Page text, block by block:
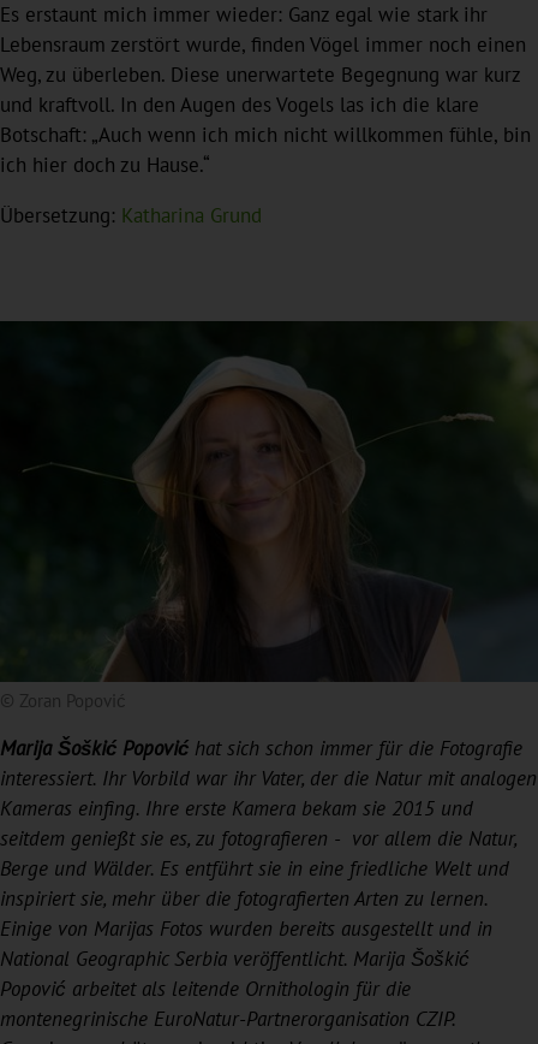
Es erstaunt mich immer wieder: Ganz egal wie stark ihr
Lebensraum zerstört wurde, finden Vögel immer noch einen
Weg, zu überleben. Diese unerwartete Begegnung war kurz
und kraftvoll. In den Augen des Vogels las ich die klare
Botschaft: „Auch wenn ich mich nicht willkommen fühle, bin
ich hier doch zu Hause.“
Übersetzung: Katharina Grund
© Zoran Popović
Marija Šoškić Popović hat sich schon immer für die Fotografie
interessiert. Ihr Vorbild war ihr Vater, der die Natur mit analogen
Kameras einfing. Ihre erste Kamera bekam sie 2015 und
seitdem genießt sie es, zu fotografieren - vor allem die Natur,
Berge und Wälder. Es entführt sie in eine friedliche Welt und
inspiriert sie, mehr über die fotografierten Arten zu lernen.
Einige von Marijas Fotos wurden bereits ausgestellt und in
National Geographic Serbia veröffentlicht. Marija Šoškić
Popović arbeitet als leitende Ornithologin für die
montenegrinische EuroNatur-Partnerorganisation CZIP.